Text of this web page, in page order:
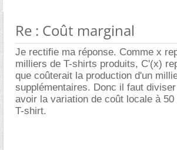
Re : Coût marginal
Je rectifie ma réponse. Comme x
milliers de T-shirts produits, C'(x)
que coûterait la production d'un
supplémentaires. Donc il faut
avoir la variation de coût locale à 50
T-shirt.